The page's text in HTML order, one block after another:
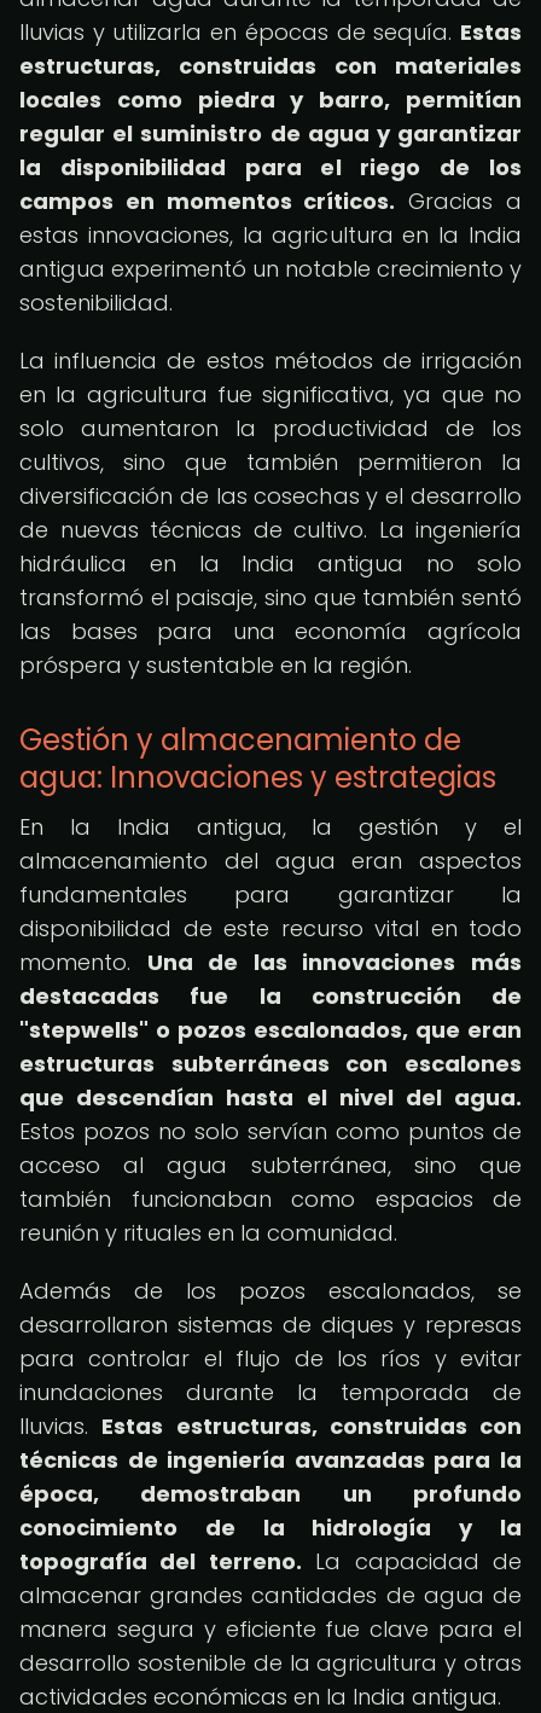
lluvias y utilizarla en épocas de sequía. Estas
estructuras, construidas con materiales
locales como piedra y barro, permitían
regular el suministro de agua y garantizar
la disponibilidad para el riego de los
campos en momentos críticos. Gracias a
estas innovaciones, la agricultura en la India
antigua experimentó un notable crecimiento y
sostenibilidad.
La influencia de estos métodos de irrigación
en la agricultura fue significativa, ya que no
solo aumentaron la productividad de los
cultivos, sino que también permitieron la
diversificación de las cosechas y el desarrollo
de nuevas técnicas de cultivo. La ingeniería
hidráulica en la India antigua no solo
transformó el paisaje, sino que también sentó
las bases para una economía agrícola
próspera y sustentable en la región.
Gestión y almacenamiento de
agua: Innovaciones y estrategias
En la India antigua, la gestión y el
almacenamiento del agua eran aspectos
fundamentales para garantizar la
disponibilidad de este recurso vital en todo
momento. Una de las innovaciones más
destacadas fue la construcción de
"stepwells" o pozos escalonados, que eran
estructuras subterráneas con escalones
que descendían hasta el nivel del agua.
Estos pozos no solo servían como puntos de
acceso al agua subterránea, sino que
también funcionaban como espacios de
reunión y rituales en la comunidad.
Además de los pozos escalonados, se
desarrollaron sistemas de diques y represas
para controlar el flujo de los ríos y evitar
inundaciones durante la temporada de
lluvias. Estas estructuras, construidas con
técnicas de ingeniería avanzadas para la
época, demostraban un profundo
conocimiento de la hidrología y la
topografía del terreno. La capacidad de
almacenar grandes cantidades de agua de
manera segura y eficiente fue clave para el
desarrollo sostenible de la agricultura y otras
actividades económicas en la India antigua.